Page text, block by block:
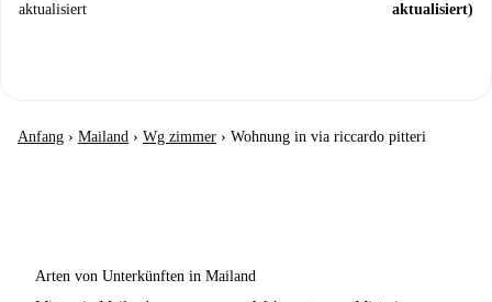
aktualisiert
aktualisiert)
Anfang › Mailand › Wg zimmer › Wohnung in via riccardo pitteri
Arten von Unterkünften in Mailand